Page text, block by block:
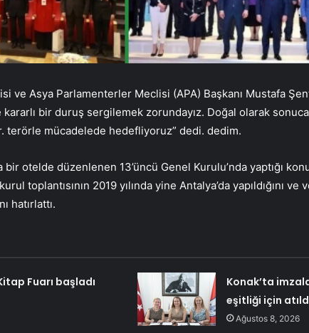
ve Asya Parlamenterler Meclisi (APA) Başkanı Mustafa
bir duruş sergilemek zorundayız. Doğal olarak
terörle mücadelede hedefliyoruz” dedi. dedim.
bir otelde düzenlenen 13’üncü Genel Kurulu’nda yaptığı
toplantısının 2019 yılında yine Antalya’da yapıldığını ve
hatırlattı.
Fuarı başladı
Konak’ta
eşitliği için
Ağustos 8, 2026